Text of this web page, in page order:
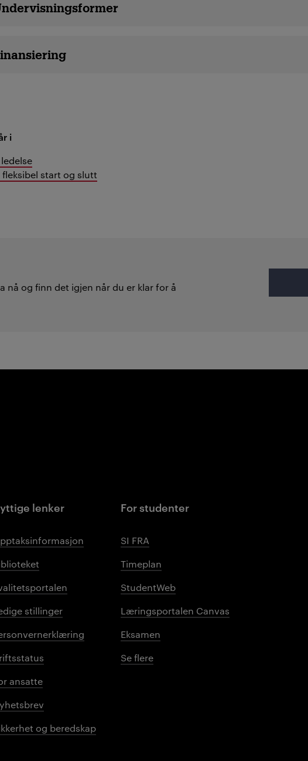
i
fleksibel start og slutt
nå og finn det igjen når du er klar for å
lenker
stillinger
ansatte
og beredskap
For studenter
SI FRA
Timeplan
StudentWeb
Læringsportalen Canvas
Eksamen
Se flere